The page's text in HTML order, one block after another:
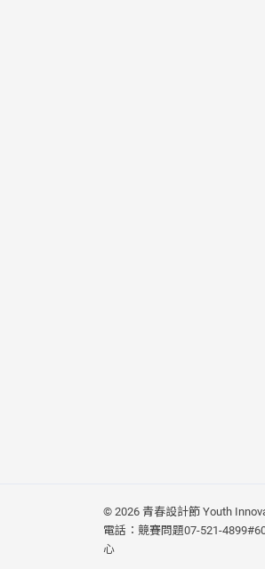
© 2026 青春設計節 Youth
電話：競賽問題07-521-
心